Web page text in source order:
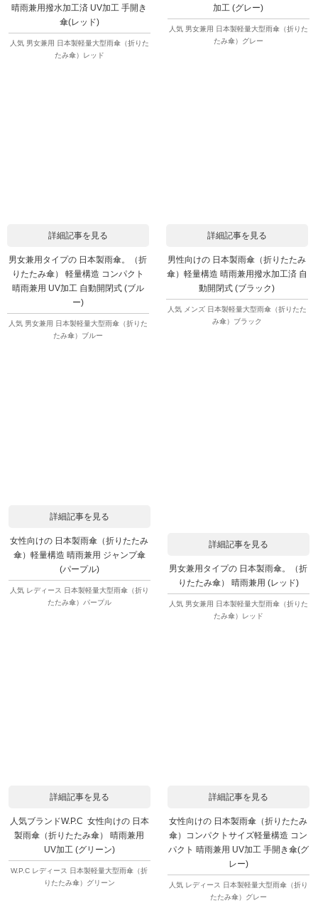
晴雨兼用撥水加工済 UV加工 手開き
傘(レッド)
人気 男女兼用 日本製軽量大型雨傘（折りた
たみ傘）レッド
加工 (グレー)
人気 男女兼用 日本製軽量大型雨傘（折りた
たみ傘）グレー
詳細記事を見る
男女兼用タイプの 日本製雨傘。（折
りたたみ傘） 軽量構造 コンパクト
晴雨兼用 UV加工 自動開閉式 (ブル
ー)
人気 男女兼用 日本製軽量大型雨傘（折りた
たみ傘）ブルー
詳細記事を見る
男性向けの 日本製雨傘（折りたたみ
傘）軽量構造 晴雨兼用撥水加工済 自
動開閉式 (ブラック)
人気 メンズ 日本製軽量大型雨傘（折りたた
み傘）ブラック
詳細記事を見る
女性向けの 日本製雨傘（折りたたみ
傘）軽量構造 晴雨兼用 ジャンプ傘
(パープル)
人気 レディース 日本製軽量大型雨傘（折り
たたみ傘）パープル
詳細記事を見る
男女兼用タイプの 日本製雨傘。（折
りたたみ傘） 晴雨兼用 (レッド)
人気 男女兼用 日本製軽量大型雨傘（折りた
たみ傘）レッド
詳細記事を見る
人気ブランドW.P.C 女性向けの 日本
製雨傘（折りたたみ傘） 晴雨兼用
UV加工 (グリーン)
W.P.C レディース 日本製軽量大型雨傘（折
りたたみ傘）グリーン
詳細記事を見る
女性向けの 日本製雨傘（折りたたみ
傘）コンパクトサイズ軽量構造 コン
パクト 晴雨兼用 UV加工 手開き傘(グ
レー)
人気 レディース 日本製軽量大型雨傘（折り
たたみ傘）グレー